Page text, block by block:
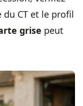
du CT et le profil
grise peut